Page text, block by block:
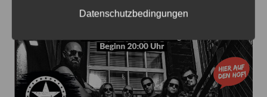
Datenschutzbedingungen